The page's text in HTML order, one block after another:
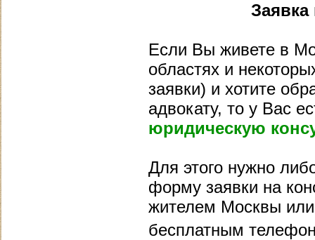
Если Вы живете в
областях и
заявки) и хотите
адвокату, то у Вас
юридическую
Для этого нужно
форму заявки на
жителем Москвы или
бесплатным